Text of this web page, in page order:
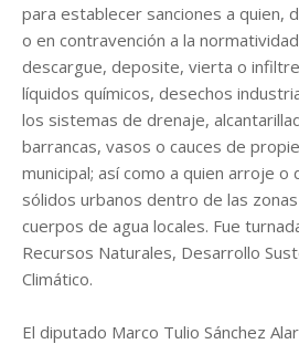
para establecer sanciones a quien,
o en contravención a la
descargue, deposite, vierta o
líquidos químicos, desechos
los sistemas de drenaje,
barrancas, vasos o cauces de
municipal; así como a quien arroje o
sólidos urbanos dentro de las
cuerpos de agua locales. Fue
Recursos Naturales, Desarrollo
Climático.
El diputado Marco Tulio Sánchez